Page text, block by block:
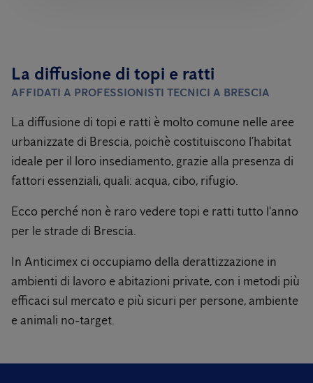
La diffusione di topi e ratti
AFFIDATI A PROFESSIONISTI TECNICI A BRESCIA
La diffusione di topi e ratti è molto comune nelle aree
urbanizzate di Brescia, poichè costituiscono l’habitat
ideale per il loro insediamento, grazie alla presenza di
fattori essenziali, quali: acqua, cibo, rifugio.
Ecco perché non è raro vedere topi e ratti tutto l'anno
per le strade di Brescia.
In Anticimex ci occupiamo della derattizzazione in
ambienti di lavoro e abitazioni private, con i metodi più
efficaci sul mercato e più sicuri per persone, ambiente
e animali no-target.